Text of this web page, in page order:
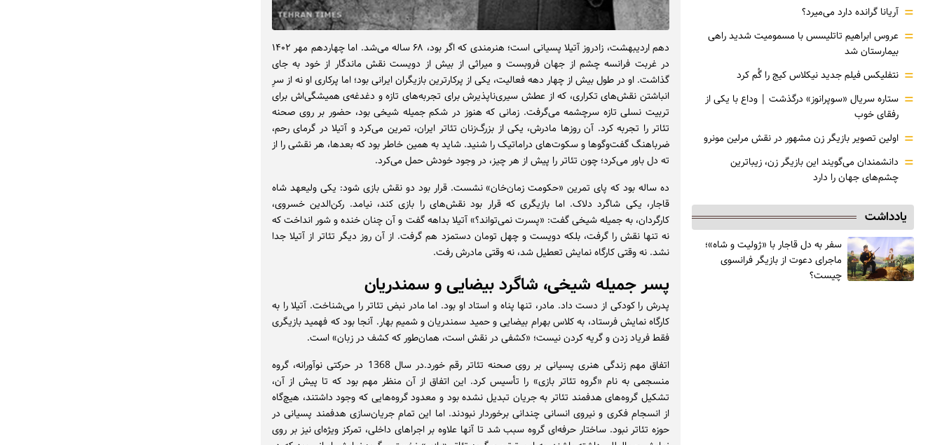
دهم اردیبهشت، زادروز آتیلا پسیانی است؛ هنرمندی که اگر بود، ۶۸ ساله می‌شد. اما چهاردهم مهر ۱۴۰۲
در غربت فرانسه چشم از جهان فروبست و میراثی از بیش از دویست نقش ماندگار از خود به جای
گذاشت. او در طول بیش از چهار دهه فعالیت، یکی از پرکارترین بازیگران ایرانی بود؛ اما پرکاری او نه از سرِ
انباشتن نقش‌های تکراری، که از عطش سیری‌ناپذیرش برای تجربه‌های تازه و دغدغه‌ی همیشگی‌اش برای
تربیت نسلی تازه سرچشمه می‌گرفت. زمانی که هنوز در شکم جمیله شیخی بود، حضور بر روی صحنه
تئاتر را تجربه کرد. آن روزها مادرش، یکی از بزرگ‌زنان تئاتر ایران، تمرین می‌کرد و آتیلا در گرمای رحم،
ضرباهنگ گفت‌وگوها و سکوت‌های دراماتیک را شنید. شاید به همین خاطر بود که بعدها، هر نقشی را از
ته دل باور می‌کرد؛ چون تئاتر را پیش از هر چیز، در وجود خودش حمل می‌کرد.
ده ساله بود که پای تمرین «حکومت زمان‌خان» نشست. قرار بود دو نقش بازی شود: یکی ولیعهد شاه
قاجار، یکی شاگرد دلاک. اما بازیگری که قرار بود نقش‌های را بازی کند، نیامد. رکن‌الدین خسروی،
کارگردان، به جمیله شیخی گفت: «پسرت نمی‌تواند؟» آتیلا بداهه گفت و آن چنان خنده و شور انداخت که
نه تنها نقش را گرفت، بلکه دویست و چهل تومان دستمزد هم گرفت. از آن روز دیگر تئاتر از آتیلا جدا
نشد. نه وقتی کارگاه نمایش تعطیل شد، نه وقتی مادرش رفت.
پسر جمیله شیخی، شاگرد بیضایی و سمندریان
پدرش را کودکی از دست داد. مادر، تنها پناه و استاد او بود. اما مادر نبض تئاتر را می‌شناخت. آتیلا را به
کارگاه نمایش فرستاد، به کلاس بهرام بیضایی و حمید سمندریان و شمیم بهار. آنجا بود که فهمید بازیگری
فقط فریاد زدن و گریه کردن نیست؛ «کشفی در نقش است، همان‌طور که کشف در زبان» است.
اتفاق مهم زندگی هنری پسیانی بر روی صحنه تئاتر رقم خورد.در سال 1368 در حرکتی نوآورانه، گروه
منسجمی به نام «گروه تئاتر بازی» را تأسیس کرد. این اتفاق از آن منظر مهم بود که تا پیش از آن،
تشکیل گروه‌های هدفمند تئاتر به جریان تبدیل نشده بود و معدود گروه‌هایی که وجود داشتند، هیچ‌گاه
از انسجام فکری و نیروی انسانی چندانی برخوردار نبودند. اما این تمام جریان‌سازی هدفمند پسیانی در
حوزه تئاتر نبود. ساختار حرفه‌ای گروه سبب شد تا آنها علاوه بر اجراهای داخلی، تمرکز ویژه‌ای نیز بر روی
= آریانا گرانده دارد می‌میرد؟
= عروس ابراهیم تاتلیسس با مسمومیت شدید راهی
بیمارستان شد
= نتفلیکس فیلم جدید نیکلاس کیج را گُم کرد
= ستاره سریال «سوپرانوز» درگذشت | وداع با یکی از
رفقای خوب
= اولین تصویر بازیگر زن مشهور در نقش مرلین مونرو
= دانشمندان می‌گویند این بازیگر زن، زیباترین
چشم‌های جهان را دارد
یادداشت
سفر به دل قاجار با «ژولیت و شاه»؛
ماجرای دعوت از ‌بازیگر فرانسوی
چیست؟